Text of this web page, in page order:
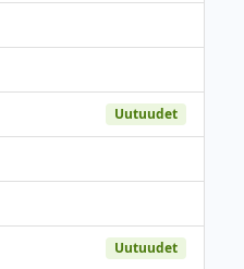
Uutuudet
Uutuudet